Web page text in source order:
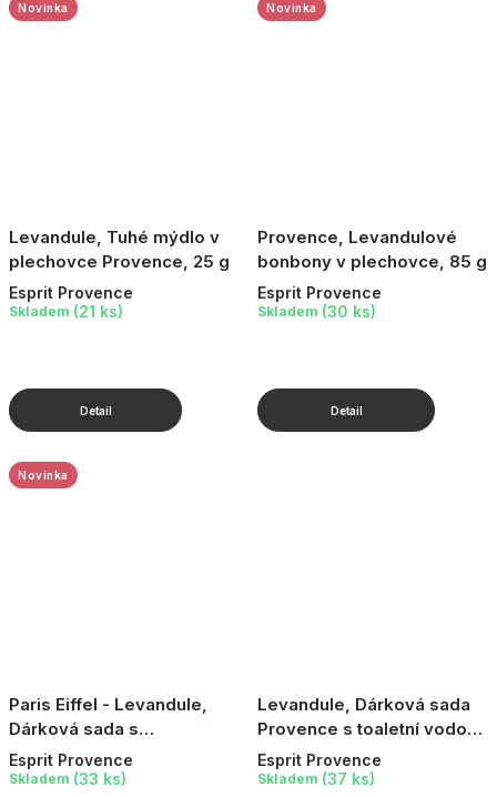
Levandule, Tuhé mýdlo v
plechovce Provence, 25 g
Novinka
Esprit Provence
Skladem (21 ks)
Provence, Levandulové
bonbony v plechovce, 85 g
Novinka
Esprit Provence
Skladem (30 ks)
Paris Eiffel - Levandule,
Dárková sada s
levandulovými produkty, 3
ks
Novinka
Esprit Provence
Skladem (33 ks)
Levandule, Dárková sada
Provence s toaletní vodou,
2 ks
Esprit Provence
Skladem (37 ks)